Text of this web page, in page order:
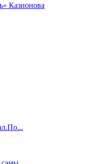
Казионова